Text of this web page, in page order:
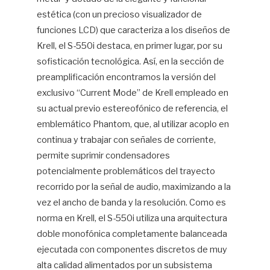
estética (con un precioso visualizador de
funciones LCD) que caracteriza a los diseños de
Krell, el S-550i destaca, en primer lugar, por su
sofisticación tecnológica. Así, en la sección de
preamplificación encontramos la versión del
exclusivo “Current Mode” de Krell empleado en
su actual previo estereofónico de referencia, el
emblemático Phantom, que, al utilizar acoplo en
continua y trabajar con señales de corriente,
permite suprimir condensadores
potencialmente problemáticos del trayecto
recorrido por la señal de audio, maximizando a la
vez el ancho de banda y la resolución. Como es
norma en Krell, el S-550i utiliza una arquitectura
doble monofónica completamente balanceada
ejecutada con componentes discretos de muy
alta calidad alimentados por un subsistema